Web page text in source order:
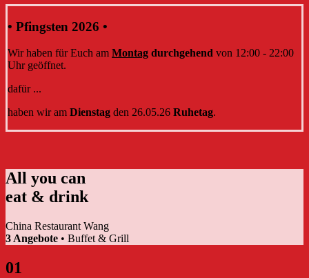
• Pfingsten 2026 •
Wir haben für Euch am Montag durchgehend von 12:00 - 22:00
Uhr geöffnet.
dafür ...
haben wir am Dienstag den 26.05.26 Ruhetag.
All you can
eat & drink
China Restaurant Wang
3 Angebote • Buffet & Grill
01